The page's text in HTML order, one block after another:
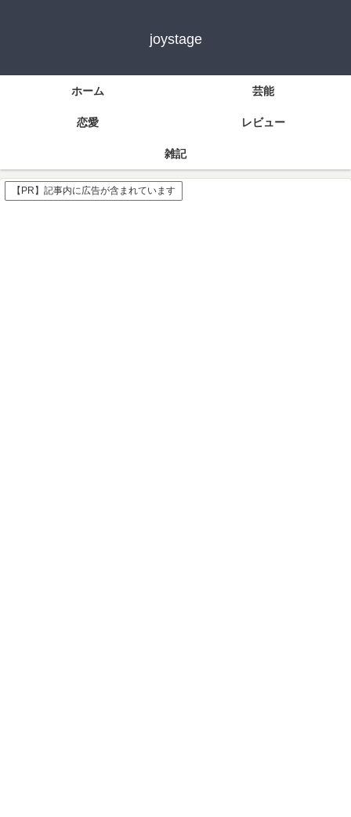
joystage
ホーム 芸能
恋愛 レビュー
雑記
【PR】記事内に広告が含まれています